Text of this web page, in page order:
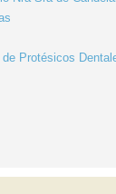
Protésicos